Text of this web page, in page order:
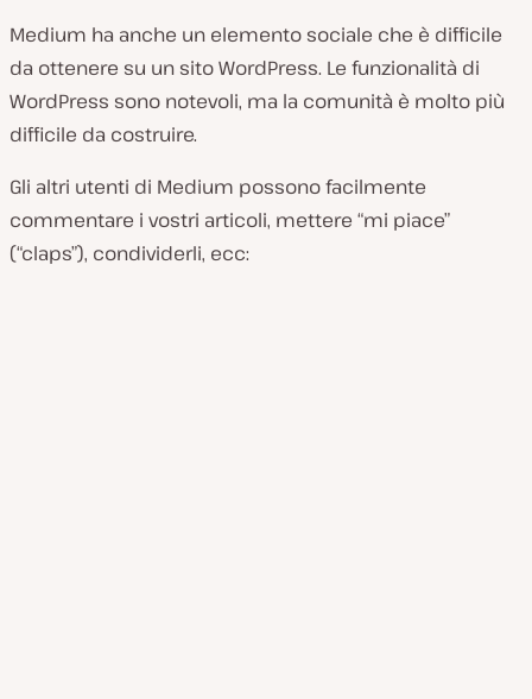
Medium ha anche un elemento sociale che è difficile
da ottenere su un sito WordPress. Le funzionalità di
WordPress sono notevoli, ma la comunità è molto più
difficile da costruire.
Gli altri utenti di Medium possono facilmente
commentare i vostri articoli, mettere “mi piace”
(“claps”), condividerli, ecc: